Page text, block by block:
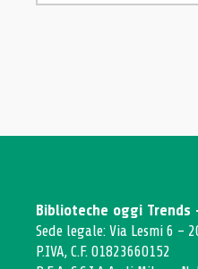
Biblioteche oggi Trends -
Sede legale: Via Lesmi 6 -
P.IVA, C.F. 01823660152